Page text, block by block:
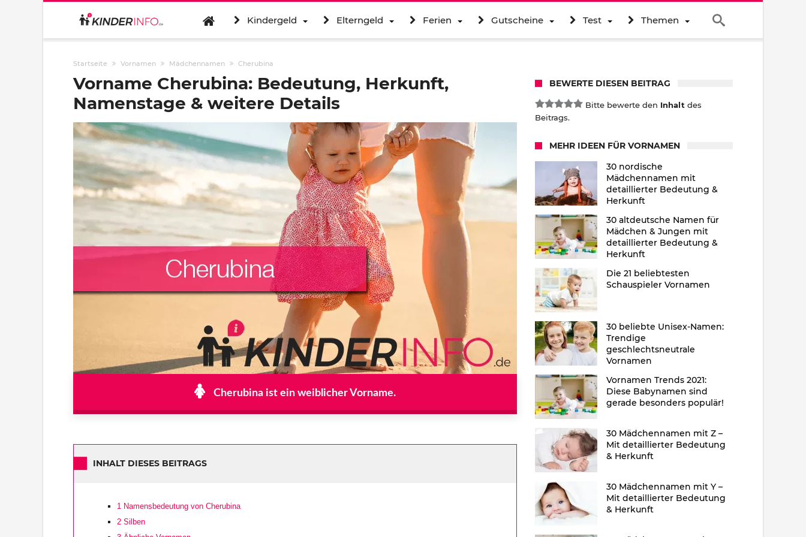
Kindergeld Elterngeld Ferien Gutscheine Test Themen
Startseite Vornamen Mädchennamen Cherubina
Vorname Cherubina: Bedeutung, Herkunft,
Namenstage & weitere Details
Cherubina ist ein weiblicher Vorname.
INHALT DIESES BEITRAGS
1 Namensbedeutung von Cherubina
2 Silben
BEWERTE DIESEN BEITRAG
Bitte bewerte den Inhalt des
Beitrags.
MEHR IDEEN FÜR VORNAMEN
30 nordische
Mädchennamen mit
detaillierter Bedeutung &
Herkunft
30 altdeutsche Namen für
Mädchen & Jungen mit
detaillierter Bedeutung &
Herkunft
Die 21 beliebtesten
Schauspieler Vornamen
30 beliebte Unisex-Namen:
Trendige
geschlechtsneutrale
Vornamen
Vornamen Trends 2021:
Diese Babynamen sind
gerade besonders populär!
30 Mädchennamen mit Z –
Mit detaillierter Bedeutung
& Herkunft
30 Mädchennamen mit Y –
Mit detaillierter Bedeutung
& Herkunft